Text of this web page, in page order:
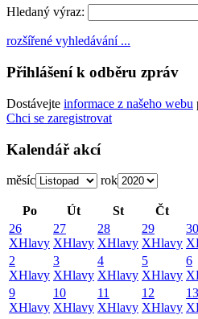
Hledaný výraz:
rozšířené vyhledávání ...
Přihlášení k odběru zpráv
Dostávejte informace z našeho webu
Chci se zaregistrovat
Kalendář akcí
měsíc rok
Po Út St Čt
26
XHlavy
27
XHlavy
28
XHlavy
29
XHlavy
30
X
2
XHlavy
3
XHlavy
4
XHlavy
5
XHlavy
6
X
9
XHlavy
10
XHlavy
11
XHlavy
12
XHlavy
13
X